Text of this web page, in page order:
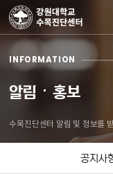
INFORMATION
알림ㆍ홍보
수목진단센터 알림 및 정보를
공지사